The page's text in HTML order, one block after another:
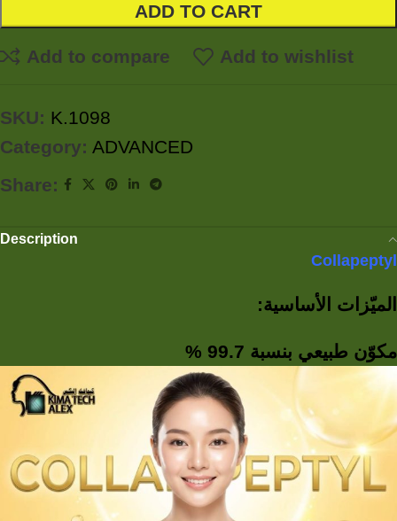
ADD TO CART
Add to compare Add to wishlist
SKU: K.1098
Category: ADVANCED
Share:
Description
Collapeptyl
الميّزات الأساسية:
مكوّن طبيعي بنسبة 99.7 %